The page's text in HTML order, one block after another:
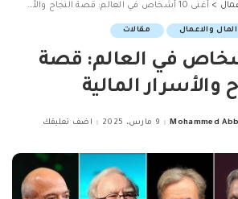
> أغنى 10 أشخاص في العالم: قصة النجاح والأسرار المالية
المال والاعمال مقالات
10 أشخاص في العالم: قصة
والأسرار المالية
Mohammed 9 مارس، 2025 اضف تعليقك